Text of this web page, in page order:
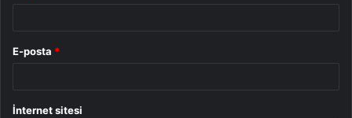
E-posta *
İnternet sitesi